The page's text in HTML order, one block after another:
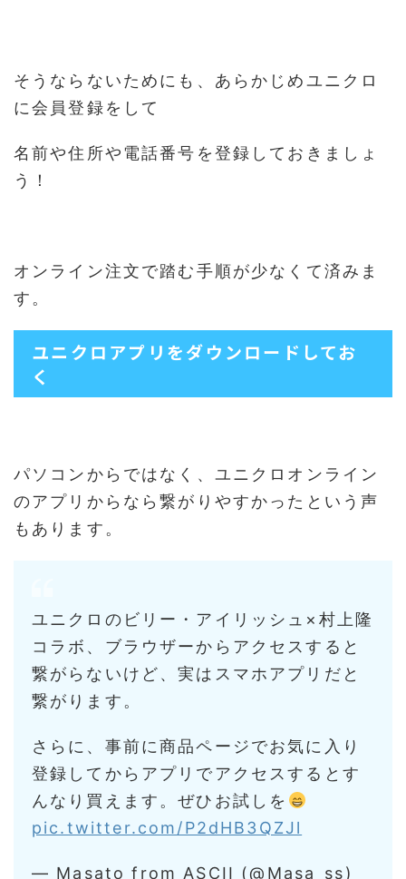
そうならないためにも、あらかじめユニクロ
に会員登録をして
名前や住所や電話番号を登録しておきましょ
う！
オンライン注文で踏む手順が少なくて済みま
す。
ユニクロアプリをダウンロードしてお
く
パソコンからではなく、ユニクロオンライン
のアプリからなら繋がりやすかったという声
もあります。
ユニクロのビリー・アイリッシュ×村上隆
コラボ、ブラウザーからアクセスすると
繋がらないけど、実はスマホアプリだと
繋がります。
さらに、事前に商品ページでお気に入り
登録してからアプリでアクセスするとす
んなり買えます。ぜひお試しを
pic.twitter.com/P2dHB3QZJl
— Masato from ASCII (@Masa_ss)